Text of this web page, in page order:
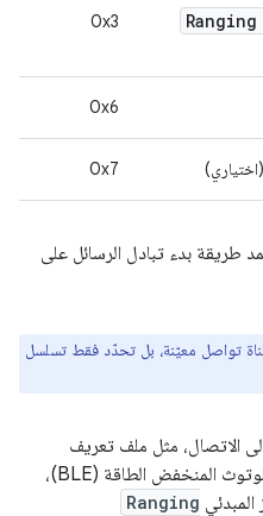
0x3
0x6
(اختياري) 0x7
في الشكلَين 1 و2، تعتمد طريقة بدء تبادل الرسائل على
تواصل معيّنة، بل تحدّد فقط تسلسل
الاتصال، مثل ملف تعريف
السمات العامة (GATT) في تقنية البلوتوث المنخفض الطاقة (BLE)،
Ranging